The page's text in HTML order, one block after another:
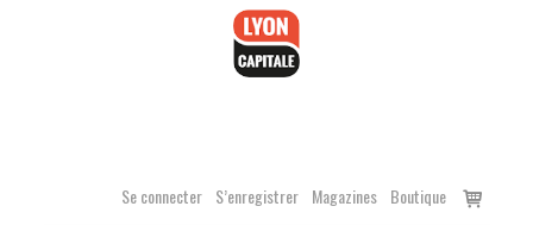
Se connecter S’enregistrer Magazines Boutique
Voir